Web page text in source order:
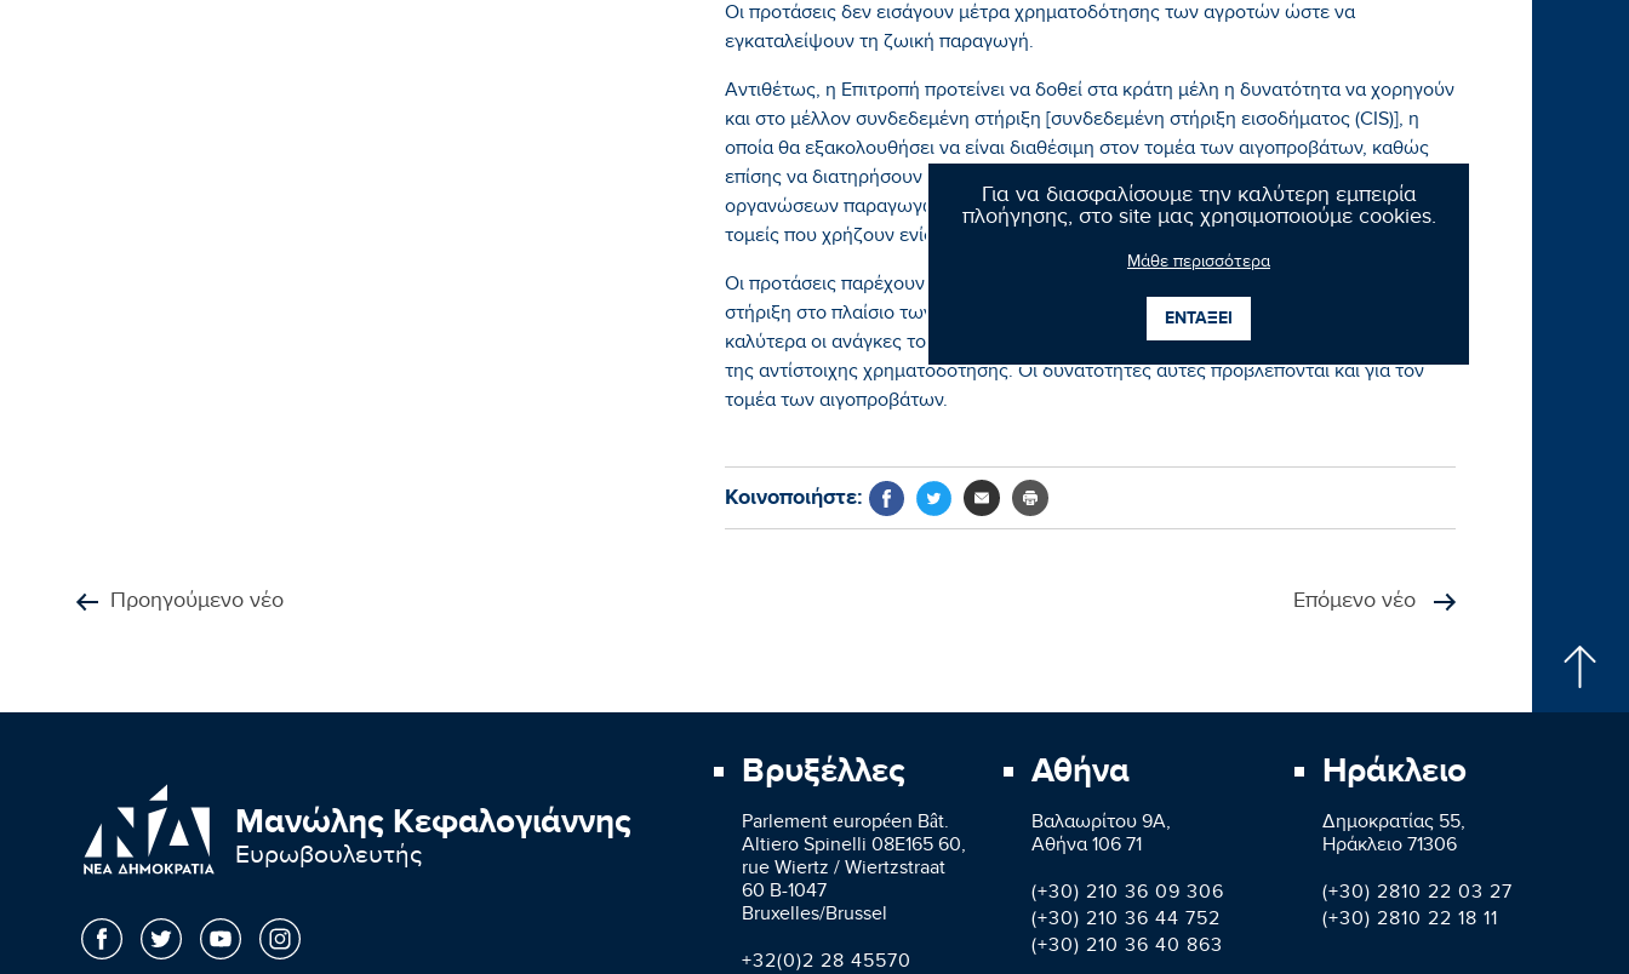
Για να διασφαλίσουμε την καλύτερη εμπειρία
πλοήγησης, στο site μας χρησιμοποιούμε cookies.
Μάθε περισσότερα
ΕΝΤΑΞΕΙ
Οι προτάσεις δεν εισάγουν μέτρα χρηματοδότησης των αγροτών ώστε να
εγκαταλείψουν τη ζωική παραγωγή.
Αντιθέτως, η Επιτροπή προτείνει να δοθεί στα κράτη μέλη η δυνατότητα να χορηγούν
και στο μέλλον συνδεδεμένη στήριξη [συνδεδεμένη στήριξη εισοδήματος (CIS)], η
οποία θα εξακολουθήσει να είναι διαθέσιμη στον τομέα των αιγοπροβάτων, καθώς
επίσης να διατηρήσουν και να αναπτύξουν τομεακές παρεμβάσεις μέσω των
οργανώσεων παραγωγών (ΟΠ) ώστε να αποκτήσουν μεγαλύτερη ανθεκτικότητα οι
τομείς που χρήζουν ενίσχυσης.
Οι προτάσεις παρέχουν περαιτέρω ευελιξία στα κράτη μέλη για να σχεδιάσουν τη
στήριξη στο πλαίσιο των στρατηγικών σχεδίων της ΚΓΠ, ώστε να αντικατοπτρίζονται
καλύτερα οι ανάγκες τους κατά την επιλογή των ειδικών παρεμβάσεων της ΚΓΠ και
της αντίστοιχης χρηματοδότησης. Οι δυνατότητες αυτές προβλέπονται και για τον
τομέα των αιγοπροβάτων.
Κοινοποιήστε:
Προηγούμενο νέο Επόμενο νέο
Μανώλης Κεφαλογιάννης
Ευρωβουλευτής
Βρυξέλλες
Parlement européen Bât.
Altiero Spinelli 08E165 60,
rue Wiertz / Wiertzstraat
60 B-1047
Bruxelles/Brussel
+32(0)2 28 45570
Αθήνα
Βαλαωρίτου 9A,
Aθήνα 106 71
(+30) 210 36 09 306
(+30) 210 36 44 752
(+30) 210 36 40 863
Ηράκλειο
Δημοκρατίας 55,
Ηράκλειο 71306
(+30) 2810 22 03 27
(+30) 2810 22 18 11